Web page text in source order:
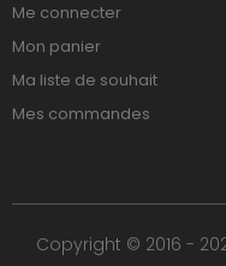
Me connecter
Mon panier
Ma liste de souhait
Mes commandes
Copyright © 2016 -